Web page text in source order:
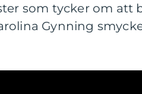
som tycker om att
Gynning